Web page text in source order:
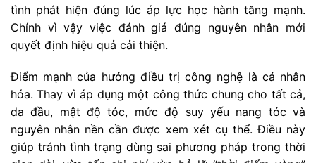
tình phát hiện đúng lúc áp lực học hành tăng mạnh.
Chính vì vậy việc đánh giá đúng nguyên nhân mới
quyết định hiệu quả cải thiện.
Điểm mạnh của hướng điều trị công nghệ là cá nhân
hóa. Thay vì áp dụng một công thức chung cho tất cả,
da đầu, mật độ tóc, mức độ suy yếu nang tóc và
nguyên nhân nền cần được xem xét cụ thể. Điều này
giúp tránh tình trạng dùng sai phương pháp trong thời